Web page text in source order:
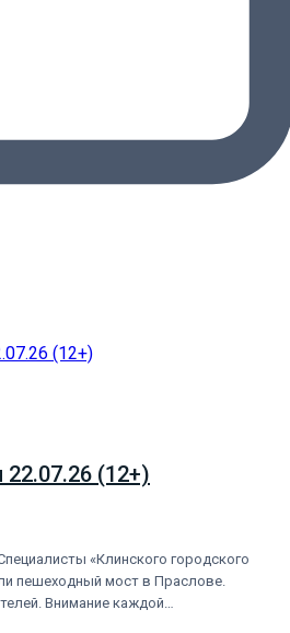
(12+)
«Клинского городского
пешеходный мост в Праслове.
Внимание каждой…